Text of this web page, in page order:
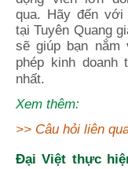
qua. Hãy đến với
tạiTuyên Quang
sẽ giúp bạn
phép kinh doanh
nhất.
Xem thêm:
>> Câu hỏi liên
Đại Việt thực